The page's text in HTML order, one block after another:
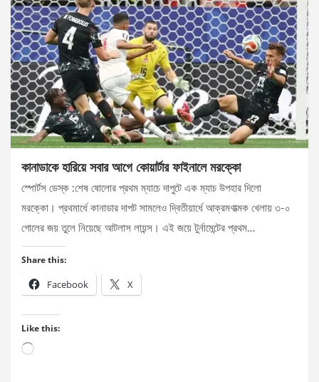
কানাডাকে হারিয়ে সবার আগে কোয়ার্টার ফাইনালে মরক্কো
স্পোর্টস ডেস্ক :শেষ ষোলোর প্রথম ম্যাচে দাপুটে এক ম্যাচ উপহার দিলো
মরক্কো। প্রথমার্ধে কানাডার দাপট সামলেও দ্বিতীয়ার্ধে আক্রমণাত্মক খেলায় ৩-০
গোলের জয় তুলে নিয়েছে আটলাস লায়ন্স। এই জয়ে টুর্নামেন্টের প্রথম…
Share this:
Facebook X
Like this:
Loading…